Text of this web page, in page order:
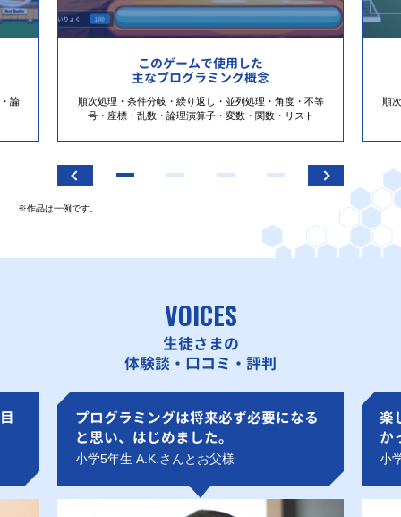
論
このゲームで使用した
主なプログラミング概念
順次処理・条件分岐・繰り返し・並列処理・角度・不等
号・座標・乱数・論理演算子・変数・関数・リスト
順
※作品は一例です。
VOICES
生徒さまの
体験談・口コミ・評判
プログラミングは将来必ず必要になる
と思い、はじめました。
小学5年生 A.K.さんとお父様
楽
か
小